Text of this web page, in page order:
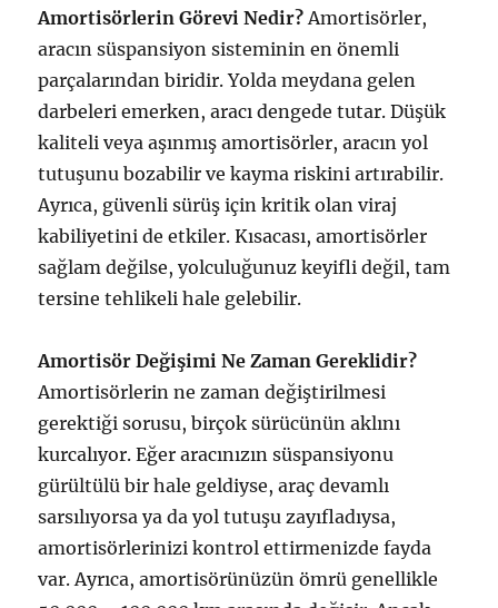
Amortisörlerin Görevi Nedir?Amortisörler,
aracın süspansiyon sisteminin en önemli
parçalarından biridir. Yolda meydana gelen
darbeleri emerken, aracı dengede tutar. Düşük
kaliteli veya aşınmış amortisörler, aracın yol
tutuşunu bozabilir ve kayma riskini artırabilir.
Ayrıca, güvenli sürüş için kritik olan viraj
kabiliyetini de etkiler. Kısacası, amortisörler
sağlam değilse, yolculuğunuz keyifli değil, tam
tersine tehlikeli hale gelebilir.
Amortisör Değişimi Ne Zaman Gereklidir?
Amortisörlerin ne zaman değiştirilmesi
gerektiği sorusu, birçok sürücünün aklını
kurcalıyor. Eğer aracınızın süspansiyonu
gürültülü bir hale geldiyse, araç devamlı
sarsılıyorsa ya da yol tutuşu zayıfladıysa,
amortisörlerinizi kontrol ettirmenizde fayda
var. Ayrıca, amortisörünüzün ömrü genellikle